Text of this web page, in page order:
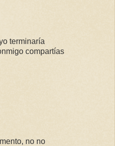
terminaría
compartías
no no